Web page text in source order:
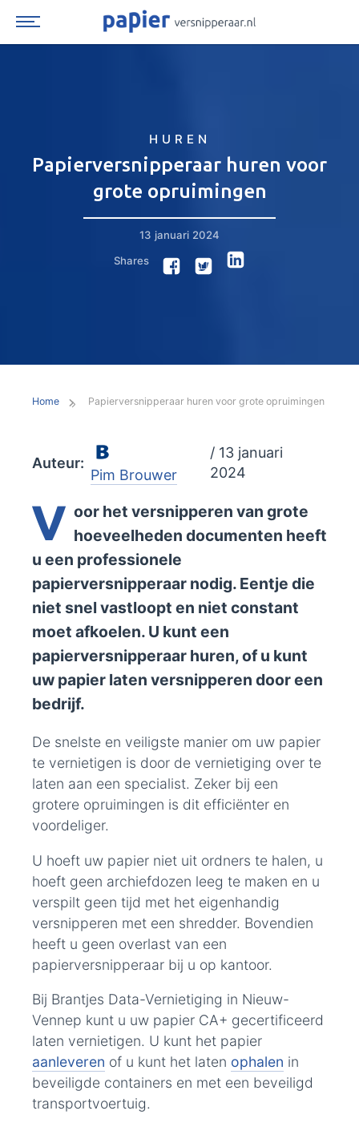
naar
HUREN
Papierversnipperaar huren voor
grote opruimingen
13 januari 2024
Shares
Home Papierversnipperaar huren voor grote opruimingen
Auteur:
Pim Brouwer
/ 13 januari
2024
V oor het versnipperen van grote
hoeveelheden documenten heeft
u een professionele
papierversnipperaar nodig. Eentje die
niet snel vastloopt en niet constant
moet afkoelen. U kunt een
papierversnipperaar huren, of u kunt
uw papier laten versnipperen door een
bedrijf.
De snelste en veiligste manier om uw papier
te vernietigen is door de vernietiging over te
laten aan een specialist. Zeker bij een
grotere opruimingen is dit efficiënter en
voordeliger.
U hoeft uw papier niet uit ordners te halen, u
hoeft geen archiefdozen leeg te maken en u
verspilt geen tijd met het eigenhandig
versnipperen met een shredder. Bovendien
heeft u geen overlast van een
papierversnipperaar bij u op kantoor.
Bij Brantjes Data-Vernietiging in Nieuw-
Vennep kunt u uw papier CA+ gecertificeerd
laten vernietigen. U kunt het papier
aanleveren of u kunt het laten ophalen in
beveiligde containers en met een beveiligd
transportvoertuig.